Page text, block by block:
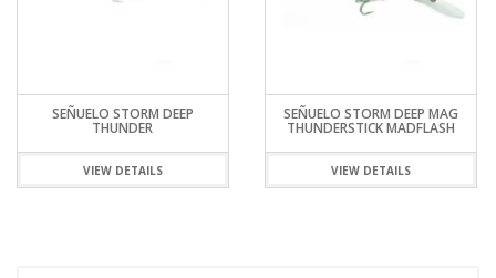
SEÑUELO STORM DEEP
THUNDER
VIEW DETAILS
SEÑUELO STORM DEEP MAG
THUNDERSTICK MADFLASH
VIEW DETAILS